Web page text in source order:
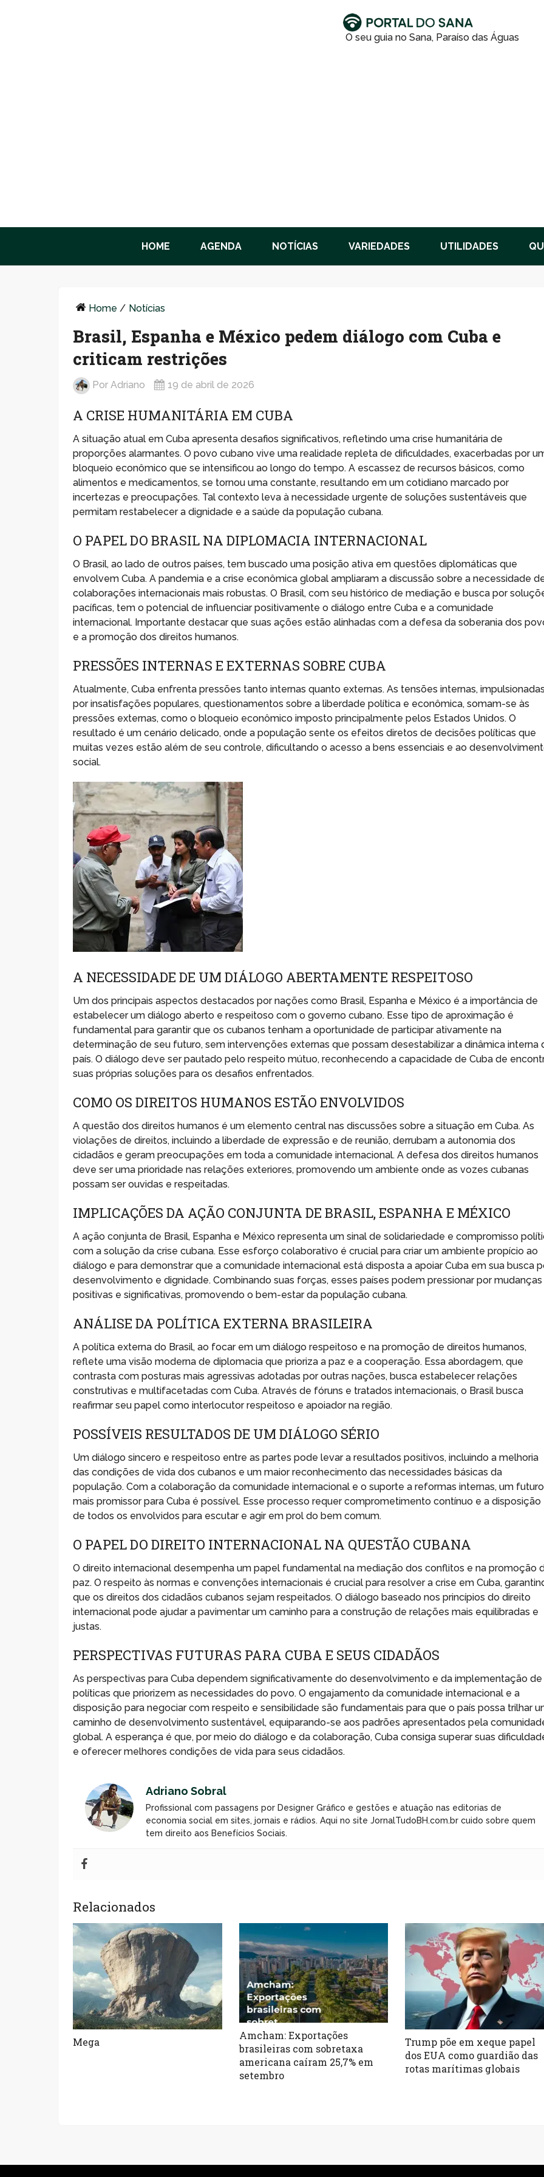
HOME AGENDA NOTÍCIAS VARIEDADES UTILIDADES
Home / Notícias
Brasil, Espanha e México pedem diálogo com Cuba e
criticam restrições
PorAdriano 19 de abril de 2026
A CRISE HUMANITÁRIA EM CUBA
A situação atual em Cuba apresenta desafios significativos, refletindo uma crise humanitária de
proporções alarmantes. O povo cubano vive uma realidade repleta de dificuldades, exacerbadas por
bloqueio econômico que se intensificou ao longo do tempo. A escassez de recursos básicos, como
alimentos e medicamentos, se tornou uma constante, resultando em um cotidiano marcado por
incertezas e preocupações. Tal contexto leva à necessidade urgente de soluções sustentáveis que
permitam restabelecer a dignidade e a saúde da população cubana.
O PAPEL DO BRASIL NA DIPLOMACIA INTERNACIONAL
O Brasil, ao lado de outros países, tem buscado uma posição ativa em questões diplomáticas que
envolvem Cuba. A pandemia e a crise econômica global ampliaram a discussão sobre a necessidade
colaborações internacionais mais robustas. O Brasil, com seu histórico de mediação e busca por
pacíficas, tem o potencial de influenciar positivamente o diálogo entre Cuba e a comunidade
internacional. Importante destacar que suas ações estão alinhadas com a defesa da soberania dos
e a promoção dos direitos humanos.
PRESSÕES INTERNAS E EXTERNAS SOBRE CUBA
Atualmente, Cuba enfrenta pressões tanto internas quanto externas. As tensões internas, impulsionadas
por insatisfações populares, questionamentos sobre a liberdade política e econômica, somam-se às
pressões externas, como o bloqueio econômico imposto principalmente pelos Estados Unidos. O
resultado é um cenário delicado, onde a população sente os efeitos diretos de decisões políticas que
muitas vezes estão além de seu controle, dificultando o acesso a bens essenciais e ao
social.
A NECESSIDADE DE UM DIÁLOGO ABERTAMENTE RESPEITOSO
Um dos principais aspectos destacados por nações como Brasil, Espanha e México é a importância de
estabelecer um diálogo aberto e respeitoso com o governo cubano. Esse tipo de aproximação é
fundamental para garantir que os cubanos tenham a oportunidade de participar ativamente na
determinação de seu futuro, sem intervenções externas que possam desestabilizar a dinâmica interna
país. O diálogo deve ser pautado pelo respeito mútuo, reconhecendo a capacidade de Cuba de
suas próprias soluções para os desafios enfrentados.
COMO OS DIREITOS HUMANOS ESTÃO ENVOLVIDOS
A questão dos direitos humanos é um elemento central nas discussões sobre a situação em Cuba. As
violações de direitos, incluindo a liberdade de expressão e de reunião, derrubam a autonomia dos
cidadãos e geram preocupações em toda a comunidade internacional. A defesa dos direitos humanos
deve ser uma prioridade nas relações exteriores, promovendo um ambiente onde as vozes cubanas
possam ser ouvidas e respeitadas.
IMPLICAÇÕES DA AÇÃO CONJUNTA DE BRASIL, ESPANHA E MÉXICO
A ação conjunta de Brasil, Espanha e México representa um sinal de solidariedade e compromisso
com a solução da crise cubana. Esse esforço colaborativo é crucial para criar um ambiente propício ao
diálogo e para demonstrar que a comunidade internacional está disposta a apoiar Cuba em sua busca
desenvolvimento e dignidade. Combinando suas forças, esses países podem pressionar por mudanças
positivas e significativas, promovendo o bem-estar da população cubana.
ANÁLISE DA POLÍTICA EXTERNA BRASILEIRA
A política externa do Brasil, ao focar em um diálogo respeitoso e na promoção de direitos humanos,
reflete uma visão moderna de diplomacia que prioriza a paz e a cooperação. Essa abordagem, que
contrasta com posturas mais agressivas adotadas por outras nações, busca estabelecer relações
construtivas e multifacetadas com Cuba. Através de fóruns e tratados internacionais, o Brasil busca
reafirmar seu papel como interlocutor respeitoso e apoiador na região.
POSSÍVEIS RESULTADOS DE UM DIÁLOGO SÉRIO
Um diálogo sincero e respeitoso entre as partes pode levar a resultados positivos, incluindo a melhoria
das condições de vida dos cubanos e um maior reconhecimento das necessidades básicas da
população. Com a colaboração da comunidade internacional e o suporte a reformas internas, um futuro
mais promissor para Cuba é possível. Esse processo requer comprometimento contínuo e a disposição
de todos os envolvidos para escutar e agir em prol do bem comum.
O PAPEL DO DIREITO INTERNACIONAL NA QUESTÃO CUBANA
O direito internacional desempenha um papel fundamental na mediação dos conflitos e na promoção
paz. O respeito às normas e convenções internacionais é crucial para resolver a crise em Cuba,
que os direitos dos cidadãos cubanos sejam respeitados. O diálogo baseado nos princípios do direito
internacional pode ajudar a pavimentar um caminho para a construção de relações mais equilibradas e
justas.
PERSPECTIVAS FUTURAS PARA CUBA E SEUS CIDADÃOS
As perspectivas para Cuba dependem significativamente do desenvolvimento e da implementação de
políticas que priorizem as necessidades do povo. O engajamento da comunidade internacional e a
disposição para negociar com respeito e sensibilidade são fundamentais para que o país possa trilhar
caminho de desenvolvimento sustentável, equiparando-se aos padrões apresentados pela
global. A esperança é que, por meio do diálogo e da colaboração, Cuba consiga superar suas
e oferecer melhores condições de vida para seus cidadãos.
Adriano Sobral
Profissional com passagens por Designer Gráfico e gestões e atuação nas editorias de
economia social em sites, jornais e rádios. Aqui no site JornalTudoBH.com.br cuido sobre quem
tem direito aos Benefícios Sociais.
Relacionados
Mega
Amcham: Exportações
brasileiras com sobretaxa
americana caíram 25,7% em
setembro
Trump põe em xeque papel
dos EUA como guardião das
rotas marítimas globais